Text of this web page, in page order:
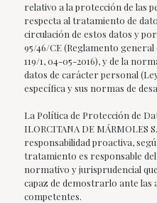
relativo a la protección de las
respecta al tratamiento de
circulación de estos datos y
95/46/CE (Reglamento
119/1, 04-05-2016), y de la
datos de carácter personal
específica y sus normas de
La Política de Protección de
ILORCITANA DE MÁRMOLES
responsabilidad proactiva,
tratamiento es responsable
normativo y jurisprudencial
capaz de demostrarlo ante las
competentes.